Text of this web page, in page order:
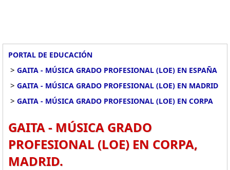
PORTAL DE EDUCACIÓN
> GAITA - MÚSICA GRADO PROFESIONAL (LOE) EN ESPAÑA
> GAITA - MÚSICA GRADO PROFESIONAL (LOE) EN MADRID
> GAITA - MÚSICA GRADO PROFESIONAL (LOE) EN CORPA
GAITA - MÚSICA GRADO
PROFESIONAL (LOE) EN CORPA,
MADRID.